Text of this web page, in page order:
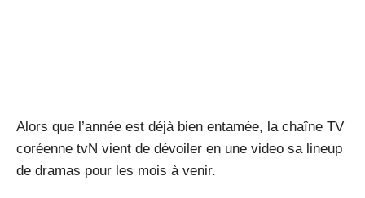
Alors que l’année est déjà bien entamée, la chaîne TV
coréenne tvN vient de dévoiler en une video sa lineup
de dramas pour les mois à venir.